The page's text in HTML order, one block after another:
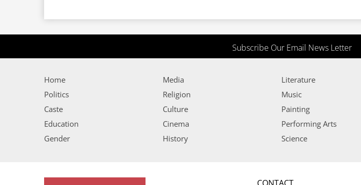
Subscribe Our Email News Letter
Home
Politics
Caste
Education
Gender
Media
Religion
Culture
Cinema
History
Literature
Music
Painting
Performing Arts
Science